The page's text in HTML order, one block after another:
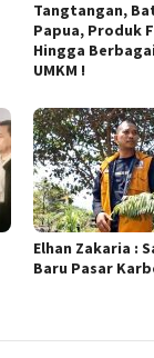
Tangtangan,
Papua, Produk
Hingga
UMKM !
Elhan Zakaria :
Baru Pasar